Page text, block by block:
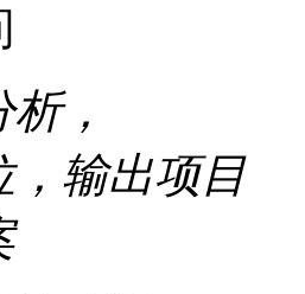
，
，输出项目